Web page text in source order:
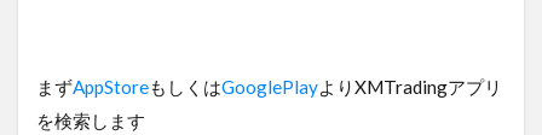
まずAppStoreもしくはGooglePlay よりXMTradingアプリ
を検索します